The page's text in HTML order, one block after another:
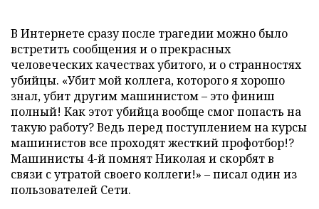
В Интернете сразу после трагедии можно было
встретить сообщения и о прекрасных
человеческих качествах убитого, и о странностях
убийцы. «Убит мой коллега, которого я хорошо
знал, убит другим машинистом – это финиш
полный! Как этот убийца вообще смог попасть на
такую работу? Ведь перед поступлением на курсы
машинистов все проходят жесткий профотбор!?
Машинисты 4-й помнят Николая и скорбят в
связи с утратой своего коллеги!» – писал один из
пользователей Сети.